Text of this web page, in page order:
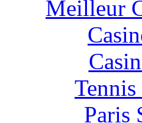
Meilleur
Paris